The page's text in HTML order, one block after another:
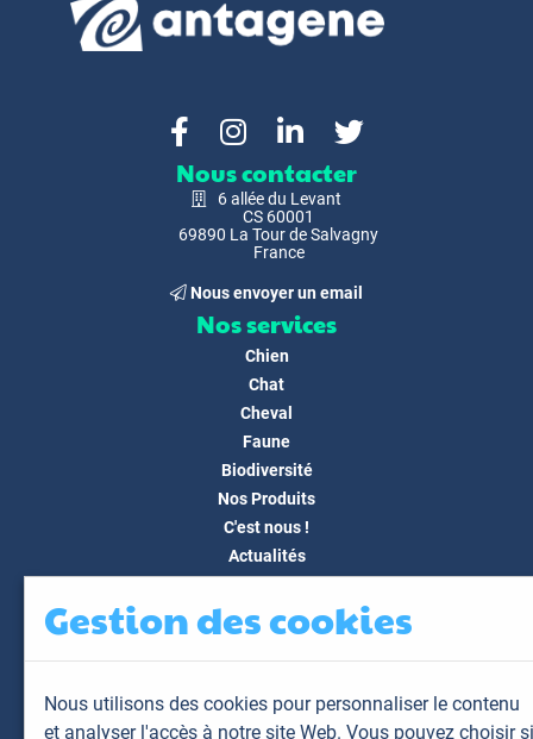
Nous contacter
6 allée du Levant
CS 60001
69890 La Tour de Salvagny
France
Nous envoyer un email
Nos services
Chien
Chat
Cheval
Faune
Biodiversité
Nos Produits
C'est nous !
Actualités
FAQ
Mon espace
Mes animaux
Gestion des cookies
Nous utilisons des cookies pour personnaliser le contenu
et analyser l'accès à notre site Web. Vous pouvez choisir si